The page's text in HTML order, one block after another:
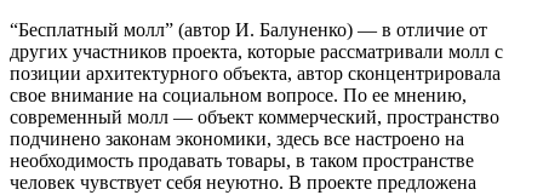
“Бесплатный молл” (автор И. Балуненко) — в отличие от
других участников проекта, которые рассматривали молл с
позиции архитектурного объекта, автор сконцентрировала
свое внимание на социальном вопросе. По ее мнению,
современный молл — объект коммерческий, пространство
подчинено законам экономики, здесь все настроено на
необходимость продавать товары, в таком пространстве
человек чувствует себя неуютно. В проекте предложена